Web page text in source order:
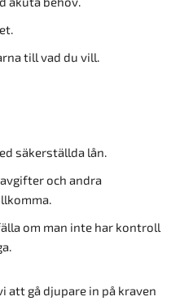
till vad du vill.
säkerställda lån.
och andra
om man inte har kontroll
att gå djupare in på kraven